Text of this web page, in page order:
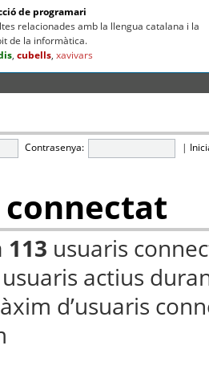
de programari
relacionades amb la llengua catalana i la
de la informàtica.
,cubells,xavivars
Contrasenya: |
113 usuaris
actius
d’usuaris